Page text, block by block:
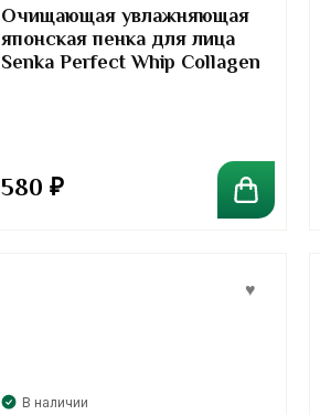
Очищающая увлажняющая
японская пенка для лица
Senka Perfect Whip Collagen
580 ₽
В наличии